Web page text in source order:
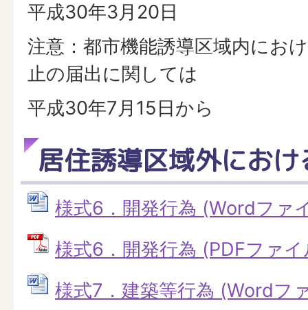
平成30年3月20日
注意：都市機能誘導区域内にお
止の届出に関しては
平成30年7月15日から
居住誘導区域外にお
様式6．開発行為 (Wordファ
様式6．開発行為 (PDFファ
様式7．建築等行為 (Wordフ